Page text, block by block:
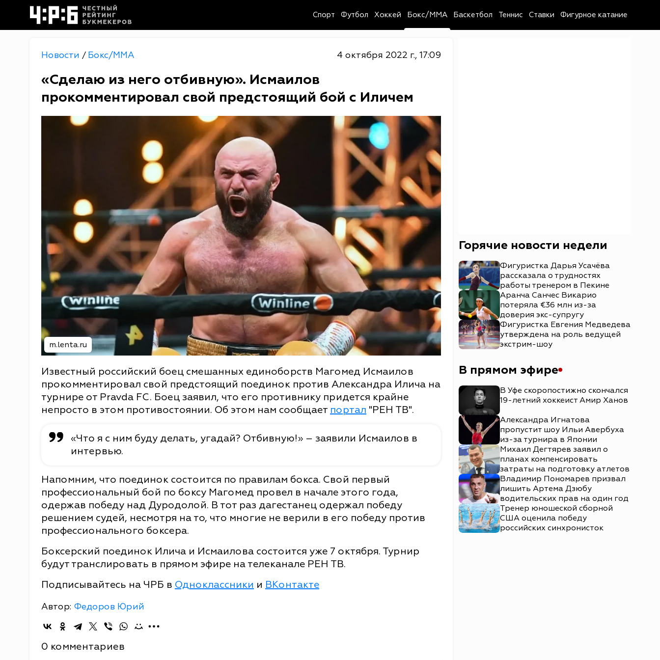
Спорт Футбол Хоккей Бокс/MMA Баскетбол Теннис Ставки Фигурное катание
Новости / Бокс/MMA 4 октября 2022 г., 17:09
«Сделаю из него отбивную». Исмаилов
прокомментировал свой предстоящий бой с Иличем
m.lenta.ru
Известный российский боец смешанных единоборств Магомед Исмаилов
прокомментировал свой предстоящий поединок против Александра Илича на
турнире от Pravda FC. Боец заявил, что его противнику придется крайне
непросто в этом противостоянии. Об этом нам сообщает портал "РЕН ТВ".
«Что я с ним буду делать, угадай? Отбивную!» – заявили Исмаилов в
интервью.
Напомним, что поединок состоится по правилам бокса. Свой первый
профессиональный бой по боксу Магомед провел в начале этого года,
одержав победу над Дуродолой. В тот раз дагестанец одержал победу
решением судей, несмотря на то, что многие не верили в его победу против
профессионального боксера.
Боксерский поединок Илича и Исмаилова состоится уже 7 октября. Турнир
будут транслировать в прямом эфире на телеканале РЕН ТВ.
Подписывайтесь на ЧРБ в Одноклассники и ВКонтакте
Автор: Федоров Юрий
0 комментариев
Горячие новости недели
Фигуристка Дарья Усачёва
рассказала о трудностях
работы тренером в Пекине
Аранча Санчес Викарио
потеряла €36 млн из-за
доверия экс-супругу
Фигуристка Евгения Медведева
утверждена на роль ведущей
экстрим-шоу
В прямом эфире
В Уфе скоропостижно скончался
19-летний хоккеист Амир Ханов
Александра Игнатова
пропустит шоу Ильи Авербуха
из-за турнира в Японии
Михаил Дегтярев заявил о
планах компенсировать
затраты на подготовку атлетов
Владимир Пономарев призвал
лишить Артема Дзюбу
водительских прав на один год
Тренер юношеской сборной
США оценила победу
российских синхронисток